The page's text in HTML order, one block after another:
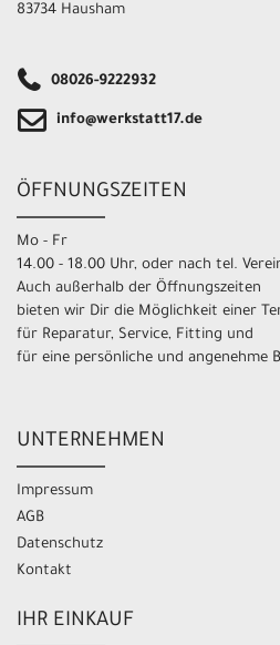
83734 Hausham
08026-9222932
info@werkstatt17.de
ÖFFNUNGSZEITEN
Mo - Fr
14.00 - 18.00 Uhr, oder nach tel.
Auch außerhalb der Öffnungszeiten
bieten wir Dir die Möglichkeit einer
für Reparatur, Service, Fitting und
für eine persönliche und angenehme
UNTERNEHMEN
Impressum
AGB
Datenschutz
Kontakt
IHR EINKAUF